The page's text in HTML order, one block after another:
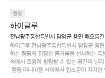
바로 화장실있음 .5분거리 cu
서부터 해변까지 버스도 다니
좋아하네요 점심쯤도착해서
타임이나 했네요 ⛱️
항구에서부터 해변까지 버스도 다니네요
심쯤도착해서 철수할때까지 물놀이 3타임
캠핑
하이글루
전남광주통합특별시 담양군 용면 해오름
하이글루 전남광주통합특별시 담양군 용
하는 캠핑의 진정한 즐거움을 선사하는
속에서 조용히 힐링할 수 있는 공간이 널
캠핑 마니아들 사이에서 입소문이 자자